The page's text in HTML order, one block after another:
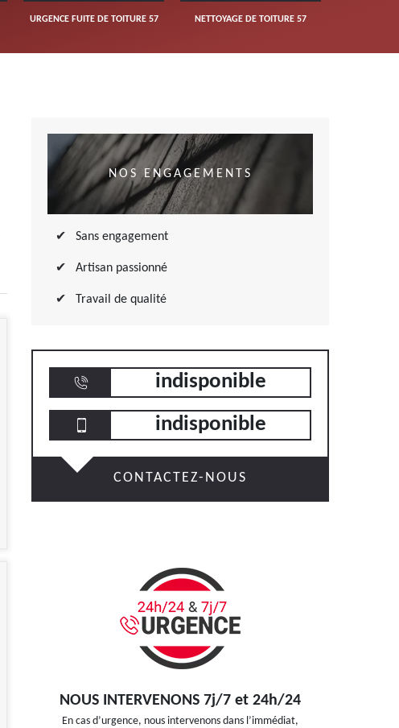
URGENCE FUITE DE TOITURE 57 NETTOYAGE DE TOITURE 57
NOS ENGAGEMENTS
Sans engagement
Artisan passionné
Travail de qualité
indisponible
indisponible
CONTACTEZ-NOUS
NOUS INTERVENONS 7j/7 et 24h/24
En cas d’urgence, nous intervenons dans l’immédiat,